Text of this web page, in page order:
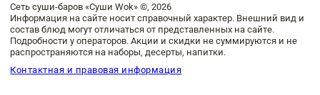
Сеть суши-баров «Суши Wok» ©, 2026
Информация на сайте носит справочный характер. Внешний вид и
состав блюд могут отличаться от представленных на сайте.
Подробности у операторов. Акции и скидки не суммируются и не
распространяются на наборы, десерты, напитки.
Контактная и правовая информация